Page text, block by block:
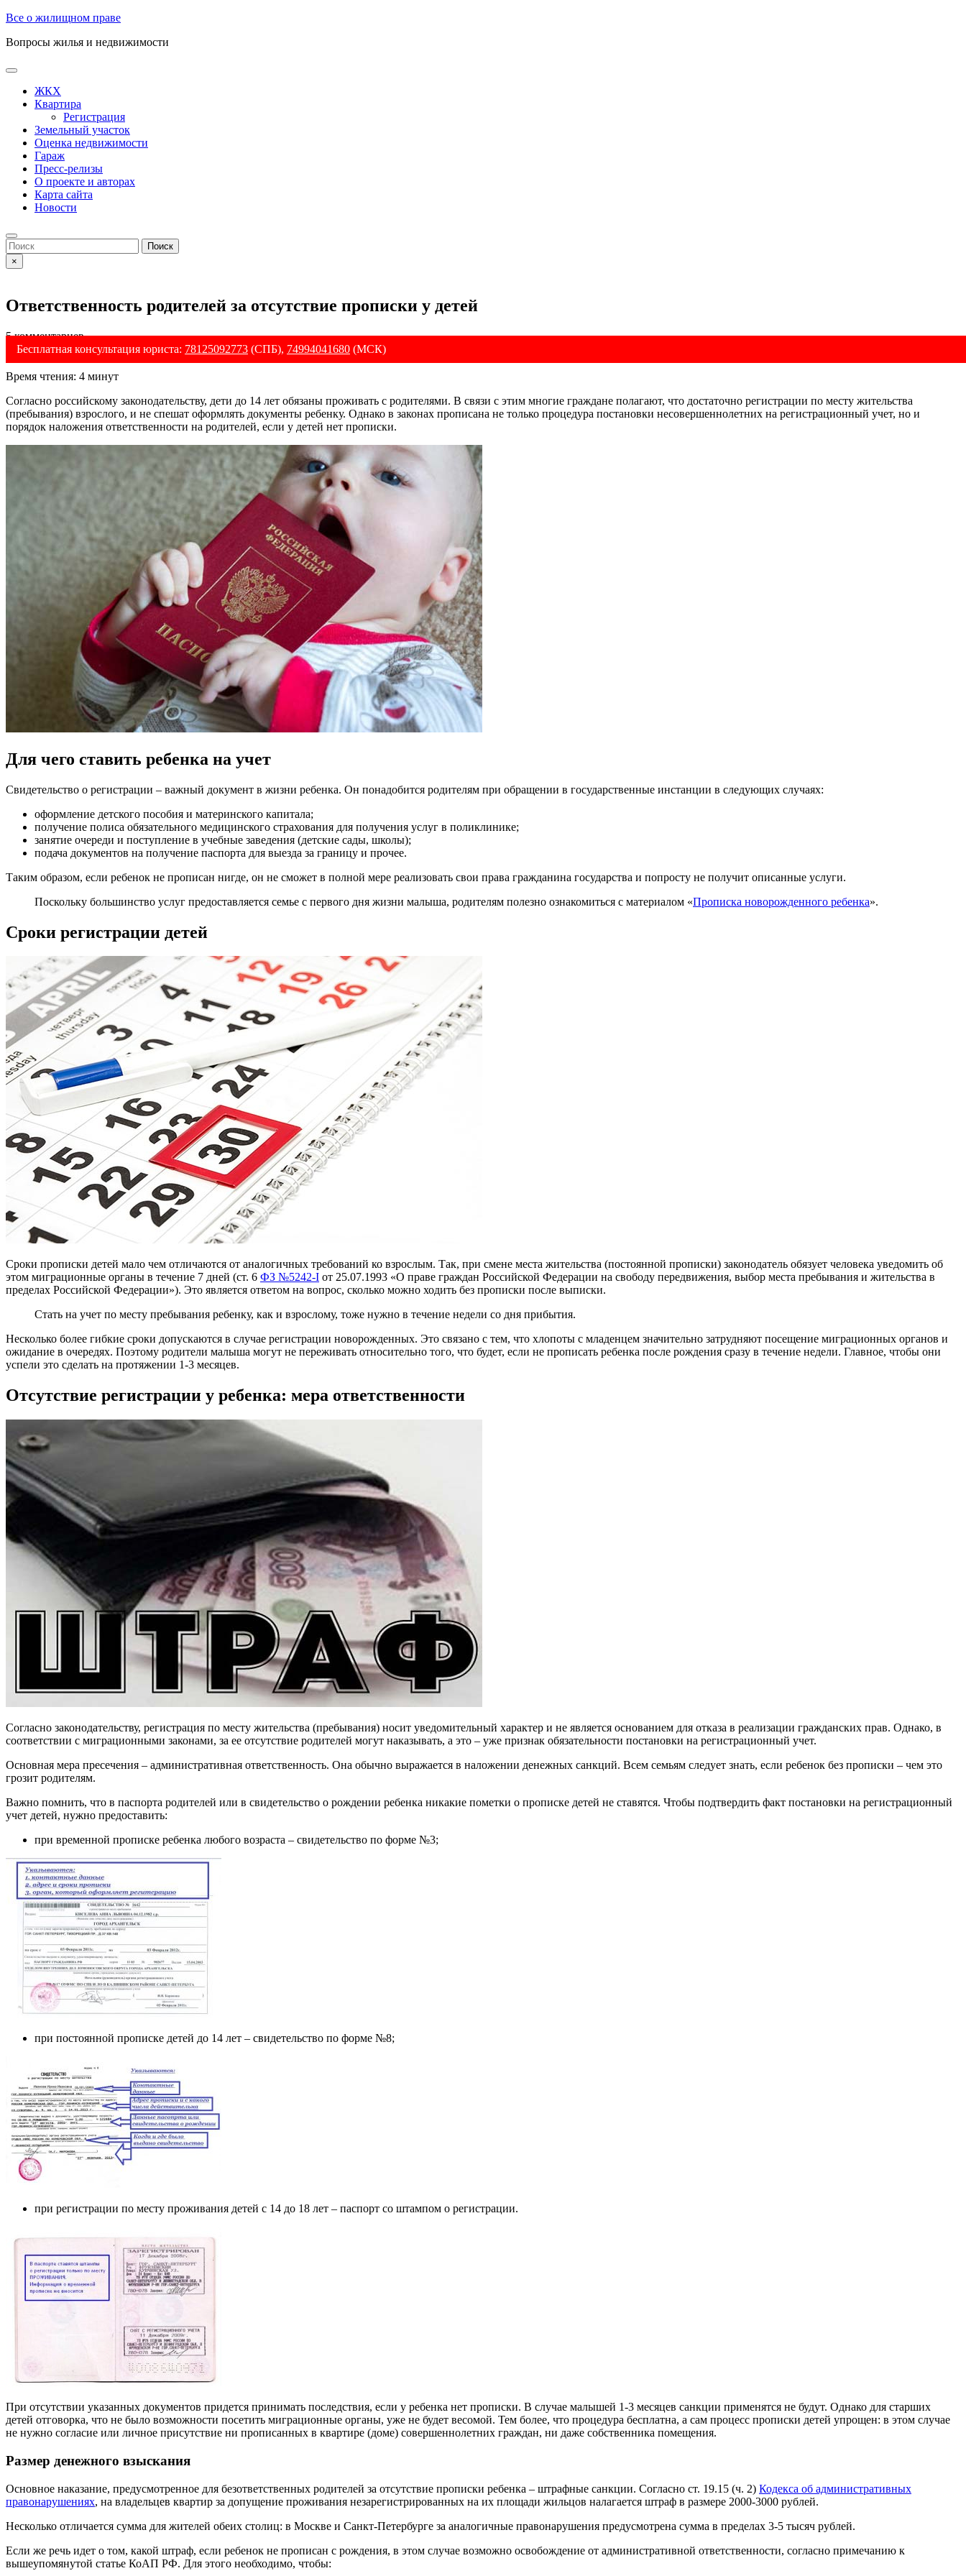
Skip
content
Все о жилищном праве
Вопросы жилья и недвижимости
Open
ButtonЖКХ
Квартира
Регистрация
Земельный участок
Оценка недвижимости
Гараж
Пресс-релизы
О проекте и авторах
Карта сайта
Новости
Close
Button
Search
for:
×
Ответственность родителей за отсутствие прописки у детей
5 комментариев
Бесплатная консультация юриста: 78125092773 (СПБ), 74994041680 (МСК)
Время чтения: 4 минут
Согласно российскому законодательству, дети до 14 лет обязаны проживать с родителями. В связи с этим многие граждане полагают, что достаточно регистрации по месту жительства
(пребывания) взрослого, и не спешат оформлять документы ребенку. Однако в законах прописана не только процедура постановки несовершеннолетних на регистрационный учет, но и
порядок наложения ответственности на родителей, если у детей нет прописки.
Для чего ставить ребенка на учет
Свидетельство о регистрации – важный документ в жизни ребенка. Он понадобится родителям при обращении в государственные инстанции в следующих случаях:
оформление детского пособия и материнского капитала;
получение полиса обязательного медицинского страхования для получения услуг в поликлинике;
занятие очереди и поступление в учебные заведения (детские сады, школы);
подача документов на получение паспорта для выезда за границу и прочее.
Таким образом, если ребенок не прописан нигде, он не сможет в полной мере реализовать свои права гражданина государства и попросту не получит описанные услуги.
Поскольку большинство услуг предоставляется семье с первого дня жизни малыша, родителям полезно ознакомиться с материалом «Прописка новорожденного ребенка».
Сроки регистрации детей
Сроки прописки детей мало чем отличаются от аналогичных требований ко взрослым. Так, при смене места жительства (постоянной прописки) законодатель обязует человека уведомить об
этом миграционные органы в течение 7 дней (ст. 6 ФЗ №5242-І от 25.07.1993 «О праве граждан Российской Федерации на свободу передвижения, выбор места пребывания и жительства в
пределах Российской Федерации»). Это является ответом на вопрос, сколько можно ходить без прописки после выписки.
Стать на учет по месту пребывания ребенку, как и взрослому, тоже нужно в течение недели со дня прибытия.
Несколько более гибкие сроки допускаются в случае регистрации новорожденных. Это связано с тем, что хлопоты с младенцем значительно затрудняют посещение миграционных органов и
ожидание в очередях. Поэтому родители малыша могут не переживать относительно того, что будет, если не прописать ребенка после рождения сразу в течение недели. Главное, чтобы они
успели это сделать на протяжении 1-3 месяцев.
Отсутствие регистрации у ребенка: мера ответственности
Согласно законодательству, регистрация по месту жительства (пребывания) носит уведомительный характер и не является основанием для отказа в реализации гражданских прав. Однако, в
соответствии с миграционными законами, за ее отсутствие родителей могут наказывать, а это – уже признак обязательности постановки на регистрационный учет.
Основная мера пресечения – административная ответственность. Она обычно выражается в наложении денежных санкций. Всем семьям следует знать, если ребенок без прописки – чем это
грозит родителям.
Важно помнить, что в паспорта родителей или в свидетельство о рождении ребенка никакие пометки о прописке детей не ставятся. Чтобы подтвердить факт постановки на регистрационный
учет детей, нужно предоставить:
при временной прописке ребенка любого возраста – свидетельство по форме №3;
при постоянной прописке детей до 14 лет – свидетельство по форме №8;
при регистрации по месту проживания детей с 14 до 18 лет – паспорт со штампом о регистрации.
При отсутствии указанных документов придется принимать последствия, если у ребенка нет прописки. В случае малышей 1-3 месяцев санкции применятся не будут. Однако для старших
детей отговорка, что не было возможности посетить миграционные органы, уже не будет весомой. Тем более, что процедура бесплатна, а сам процесс прописки детей упрощен: в этом случае
не нужно согласие или личное присутствие ни прописанных в квартире (доме) совершеннолетних граждан, ни даже собственника помещения.
Размер денежного взыскания
Основное наказание, предусмотренное для безответственных родителей за отсутствие прописки ребенка – штрафные санкции. Согласно ст. 19.15 (ч. 2) Кодекса об административных
правонарушениях, на владельцев квартир за допущение проживания незарегистрированных на их площади жильцов налагается штраф в размере 2000-3000 рублей.
Несколько отличается сумма для жителей обеих столиц: в Москве и Санкт-Петербурге за аналогичные правонарушения предусмотрена сумма в пределах 3-5 тысяч рублей.
Если же речь идет о том, какой штраф, если ребенок не прописан с рождения, в этом случае возможно освобождение от административной ответственности, согласно примечанию к
вышеупомянутой статье КоАП РФ. Для этого необходимо, чтобы: